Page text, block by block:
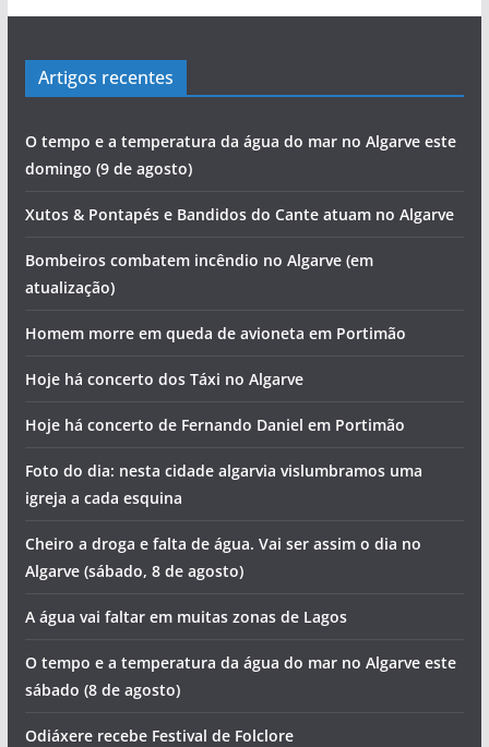
Artigos recentes
O tempo e a temperatura da água do mar no Algarve este
domingo (9 de agosto)
Xutos & Pontapés e Bandidos do Cante atuam no Algarve
Bombeiros combatem incêndio no Algarve (em
atualização)
Homem morre em queda de avioneta em Portimão
Hoje há concerto dos Táxi no Algarve
Hoje há concerto de Fernando Daniel em Portimão
Foto do dia: nesta cidade algarvia vislumbramos uma
igreja a cada esquina
Cheiro a droga e falta de água. Vai ser assim o dia no
Algarve (sábado, 8 de agosto)
A água vai faltar em muitas zonas de Lagos
O tempo e a temperatura da água do mar no Algarve este
sábado (8 de agosto)
Odiáxere recebe Festival de Folclore